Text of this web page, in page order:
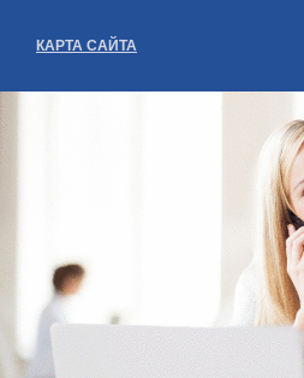
КАРТА САЙТА